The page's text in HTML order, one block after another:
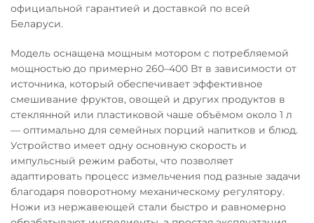
официальной гарантией и доставкой по всей
Беларуси.
Модель оснащена мощным мотором с потребляемой
мощностью до примерно 260–400 Вт в зависимости от
источника, который обеспечивает эффективное
смешивание фруктов, овощей и других продуктов в
стеклянной или пластиковой чаше объёмом около 1 л
— оптимально для семейных порций напитков и блюд.
Устройство имеет одну основную скорость и
импульсный режим работы, что позволяет
адаптировать процесс измельчения под разные задачи
благодаря поворотному механическому регулятору.
Ножи из нержавеющей стали быстро и равномерно